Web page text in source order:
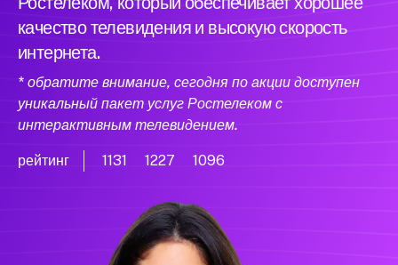
качество телевидения и высокую скорость
интернета.
* обратите внимание, сегодня по акции доступен
уникальный пакет услуг Ростелеком с
интерактивным телевидением.
рейтинг 1131 1227 1096